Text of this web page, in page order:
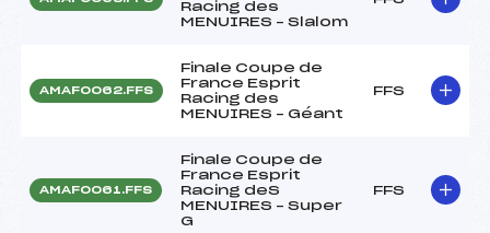
Racing des
MENUIRES – Slalom
AMAF0062.FFS
Finale Coupe de
France Esprit
Racing des
MENUIRES – Géant
FFS
AMAF0061.FFS
Finale Coupe de
France Esprit
Racing deS
MENUIRES – Super
G
FFS